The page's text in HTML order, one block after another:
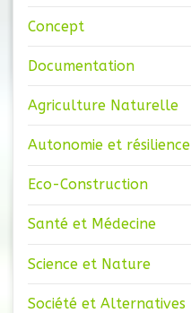
Concept
Documentation
Agriculture Naturelle
Autonomie et résilience
Eco-Construction
Santé et Médecine
Science et Nature
Société et Alternatives